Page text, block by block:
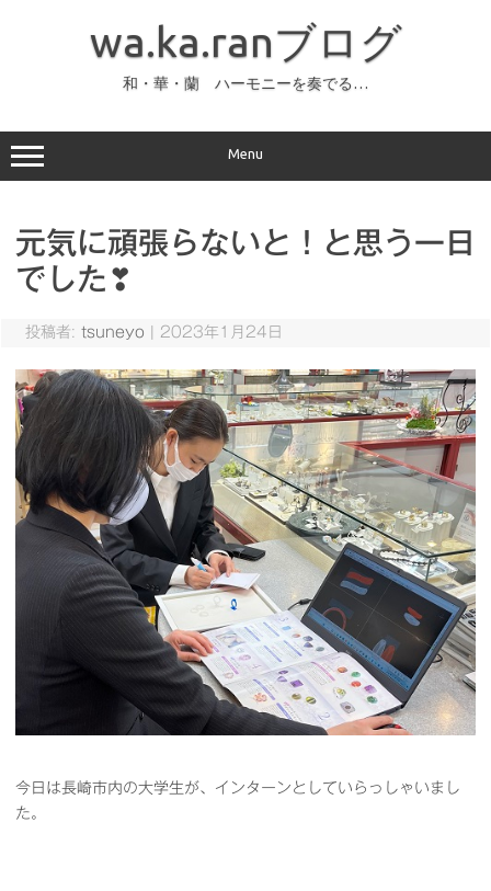
ッ
プ
wa.ka.ranブログ
和・華・蘭 ハーモニーを奏でる…
Menu
元気に頑張らないと！と思う一日
でした❣
投稿者: tsuneyo 2023年1月24日
今日は長崎市内の大学生が、インターンとしていらっしゃいまし
た。